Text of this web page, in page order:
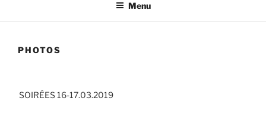
Menu
PHOTOS
SOIRÉES 16-17.03.2019